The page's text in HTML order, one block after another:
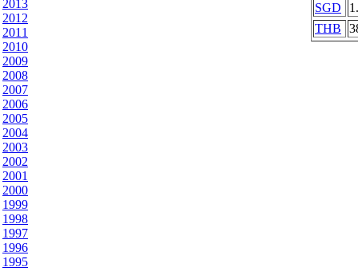
2013
2012
2011
2010
2009
2008
2007
2006
2005
2004
2003
2002
2001
2000
1999
1998
1997
1996
1995
SGD
THB